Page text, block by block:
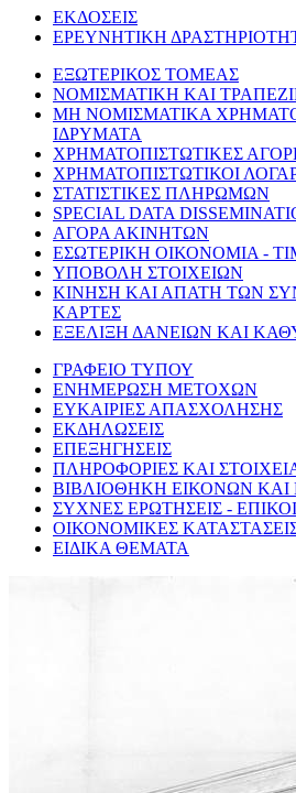
ΕΚΔΟΣΕΙΣ
ΕΡΕΥΝΗΤΙΚΗ
ΕΞΩΤΕΡΙΚΟΣ ΤΟΜΕΑΣ
ΝΟΜΙΣΜΑΤΙΚΗ ΚΑΙ
ΜΗ ΝΟΜΙΣΜΑΤΙΚΑ
ΙΔΡΥΜΑΤΑ
ΧΡΗΜΑΤΟΠΙΣΤΩΤΙΚΕΣ
ΧΡΗΜΑΤΟΠΙΣΤΩΤΙΚΟΙ
ΣΤΑΤΙΣΤΙΚΕΣ ΠΛΗΡΩΜΩΝ
SPECIAL DATA
ΑΓΟΡΑ ΑΚΙΝΗΤΩΝ
ΕΣΩΤΕΡΙΚΗ ΟΙΚΟΝΟΜΙΑ -
ΥΠΟΒΟΛΗ ΣΤΟΙΧΕΙΩΝ
ΚΙΝΗΣΗ ΚΑΙ ΑΠΑΤΗ ΤΩΝ
ΚΑΡΤΕΣ
ΕΞΕΛΙΞΗ ΔΑΝΕΙΩΝ ΚΑΙ
ΓΡΑΦΕΙΟ ΤΥΠΟΥ
ΕΝΗΜΕΡΩΣΗ ΜΕΤΟΧΩΝ
ΕΥΚΑΙΡΙΕΣ ΑΠΑΣΧΟΛΗΣΗΣ
ΕΚΔΗΛΩΣΕΙΣ
ΕΠΕΞΗΓΗΣΕΙΣ
ΠΛΗΡΟΦΟΡΙΕΣ ΚΑΙ
ΒΙΒΛΙΟΘΗΚΗ ΕΙΚΟΝΩΝ ΚΑΙ
ΣΥΧΝΕΣ ΕΡΩΤΗΣΕΙΣ -
ΟΙΚΟΝΟΜΙΚΕΣ
ΕΙΔΙΚΑ ΘΕΜΑΤΑ